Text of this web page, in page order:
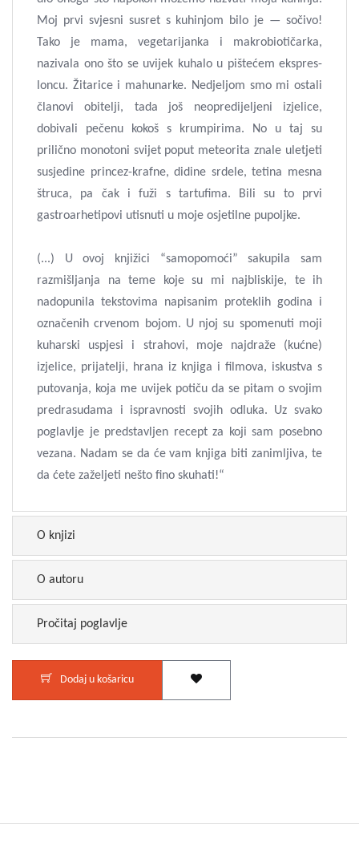
Moj prvi svjesni susret s kuhinjom bilo je — sočivo!
Tako je mama, vegetarijanka i makrobiotičarka,
nazivala ono što se uvijek kuhalo u pištećem ekspres-
loncu. Žitarice i mahunarke. Nedjeljom smo mi ostali
članovi obitelji, tada još neopredijeljeni izjelice,
dobivali pečenu kokoš s krumpirima. No u taj su
prilično monotoni svijet poput meteorita znale uletjeti
susjedine princez-krafne, didine srdele, tetina mesna
štruca, pa čak i fuži s tartufima. Bili su to prvi
gastroarhetipovi utisnuti u moje osjetilne pupoljke.
(...) U ovoj knjižici “samopomoći” sakupila sam
razmišljanja na teme koje su mi najbliskije, te ih
nadopunila tekstovima napisanim proteklih godina i
označenih crvenom bojom. U njoj su spomenuti moji
kuharski uspjesi i strahovi, moje najdraže (kućne)
izjelice, prijatelji, hrana iz knjiga i filmova, iskustva s
putovanja, koja me uvijek potiču da se pitam o svojim
predrasudama i ispravnosti svojih odluka. Uz svako
poglavlje je predstavljen recept za koji sam posebno
vezana. Nadam se da će vam knjiga biti zanimljiva, te
da ćete zaželjeti nešto fino skuhati!“
O knjizi
O autoru
Pročitaj poglavlje
Dodaj u košaricu